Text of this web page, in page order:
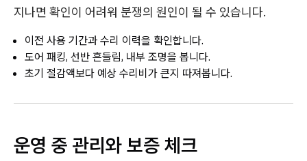
지나면 확인이 어려워 분쟁의 원인이 될 수 있습니다.
이전 사용 기간과 수리 이력을 확인합니다.
도어 패킹, 선반 흔들림, 내부 조명을 봅니다.
초기 절감액보다 예상 수리비가 큰지 따져봅니다.
운영 중 관리와 보증 체크